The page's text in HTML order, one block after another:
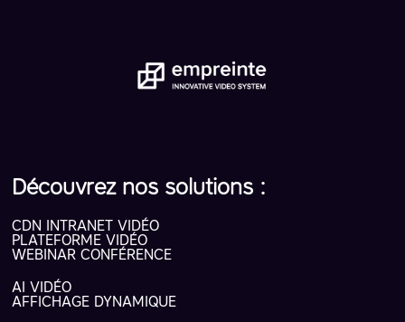
Découvrez nos solutions :
CDN INTRANET VIDÉO
PLATEFORME VIDÉO
WEBINAR CONFÉRENCE
AI VIDÉO
AFFICHAGE DYNAMIQUE